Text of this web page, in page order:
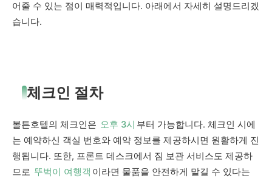
어줄 수 있는 점이 매력적입니다. 아래에서 자세히 설명드리겠
습니다.
체크인 절차
볼튼호텔의 체크인은 오후 3시 부터 가능합니다. 체크인 시에
는 예약하신 객실 번호와 예약 정보를 제공하시면 원활하게 진
행됩니다. 또한, 프론트 데스크에서 짐 보관 서비스도 제공하
므로 뚜벅이 여행객 이라면 물품을 안전하게 맡길 수 있다는